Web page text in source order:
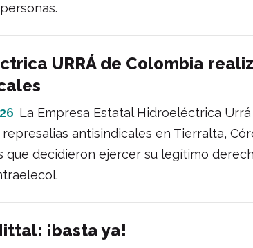
URRÁ de Colombia
La Empresa Estatal Hidroeléctrica Urrá
antisindicales en Tierralta,
que decidieron ejercer su legítimo
¡basta ya!